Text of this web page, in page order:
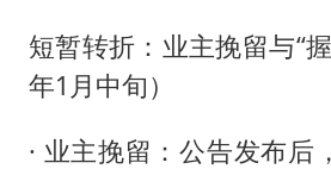
短暂转折：业主挽留与“
年1月中旬）
· 业主挽留：公告发布后